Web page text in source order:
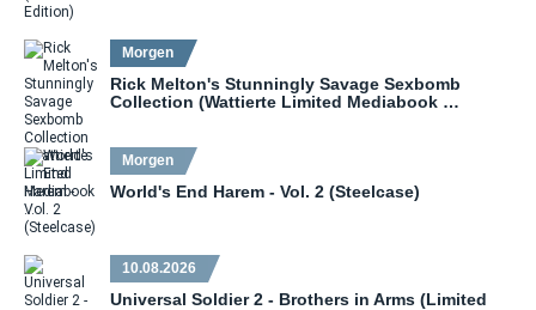
Morgen
Rick Melton's Stunningly Savage Sexbomb
Collection (Wattierte Limited Mediabook …
Morgen
World's End Harem - Vol. 2 (Steelcase)
10.08.2026
Universal Soldier 2 - Brothers in Arms (Limited